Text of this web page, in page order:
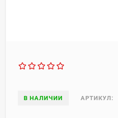
В НАЛИЧИИ АРТИКУЛ: